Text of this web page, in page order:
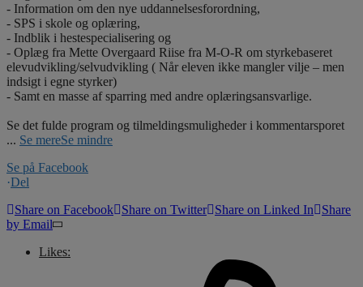
- Information om den nye uddannelsesforordning,
- SPS i skole og oplæring,
- Indblik i hestespecialisering og
- Oplæg fra Mette Overgaard Riise fra M-O-R om styrkebaseret
elevudvikling/selvudvikling ( Når eleven ikke mangler vilje – men
indsigt i egne styrker)
- Samt en masse af sparring med andre oplæringsansvarlige.
Se det fulde program og tilmeldingsmuligheder i kommentarsporet
... Se mereSe mindre
Se på Facebook
·Del
Share on Facebook
Share on Twitter Share on Linked In
Share
by Email
Likes: